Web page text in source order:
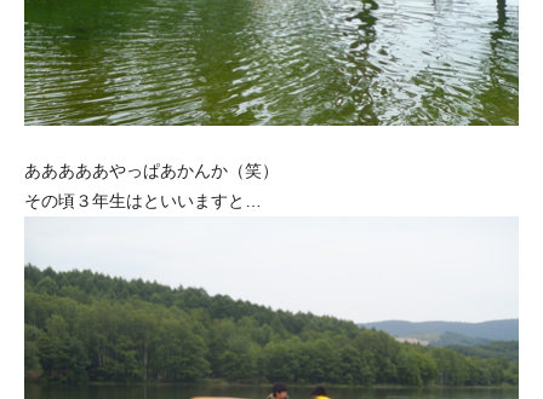
あああああやっぱあかんか（笑）
その頃３年生はといいますと…